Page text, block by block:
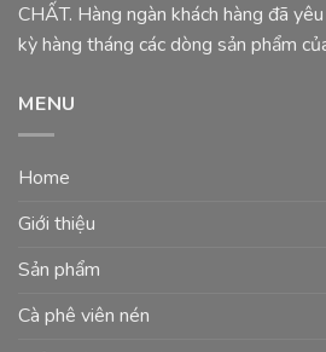
CHẤT. Hàng ngàn khách hàng đã
kỳ hàng tháng các dòng sản phẩm
MENU
Home
Giới thiệu
Sản phẩm
Cà phê viên nén